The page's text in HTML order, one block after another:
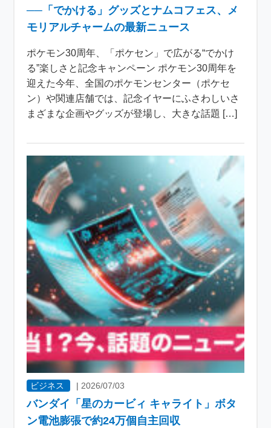
──「でかける」グッズとナムコフェス、メ
モリアルチャームの最新ニュース
ポケモン30周年、「ポケセン」で広がる“でかけ
る”楽しさと記念キャンペーン ポケモン30周年を
迎えた今年、全国のポケモンセンター（ポケセ
ン）や関連店舗では、記念イヤーにふさわしいさ
まざまな企画やグッズが登場し、大きな話題 […]
ビジネス | 2026/07/03
バンダイ「星のカービィ キャライト」ボタ
ン電池膨張で約24万個自主回収